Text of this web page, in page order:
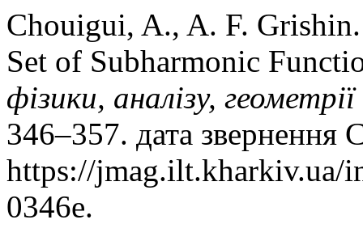
Chouigui, A., A. F.
Set of Subharmonic
фізики, аналізу, геометрії
346–357. дата звернення
https://jmag.ilt.kharkiv.ua/
0346e.